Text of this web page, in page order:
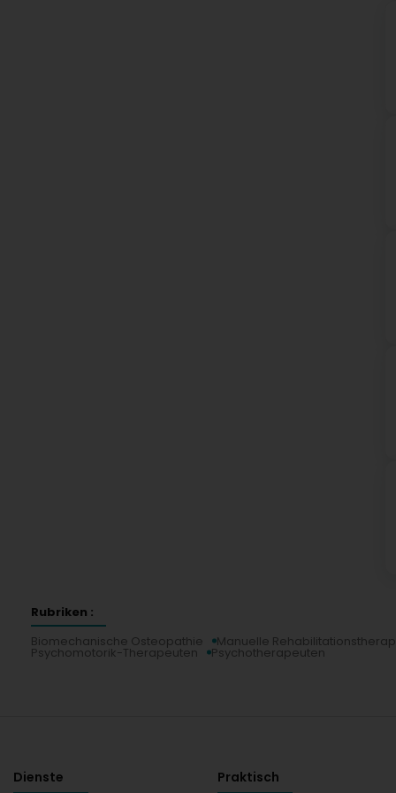
Rubriken :
Biomechanische Osteopathie
Manuelle
Psychomotorik-Therapeuten Psychotherapeuten
Dienste Praktisch